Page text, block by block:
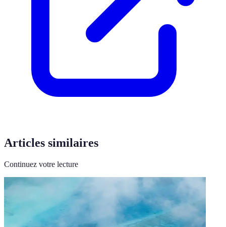
Articles similaires
Continuez votre lecture